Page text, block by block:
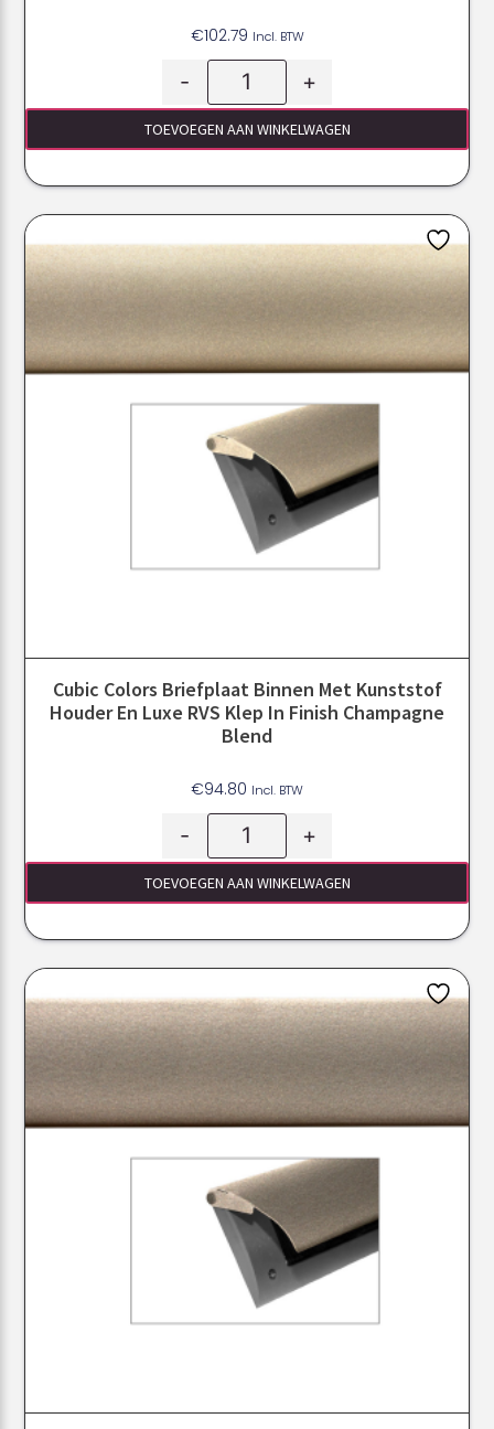
€102.79 Incl. BTW
- +
TOEVOEGEN AAN WINKELWAGEN
Cubic Colors Briefplaat Binnen Met Kunststof
Houder En Luxe RVS Klep In Finish Champagne
Blend
€94.80 Incl. BTW
- +
TOEVOEGEN AAN WINKELWAGEN